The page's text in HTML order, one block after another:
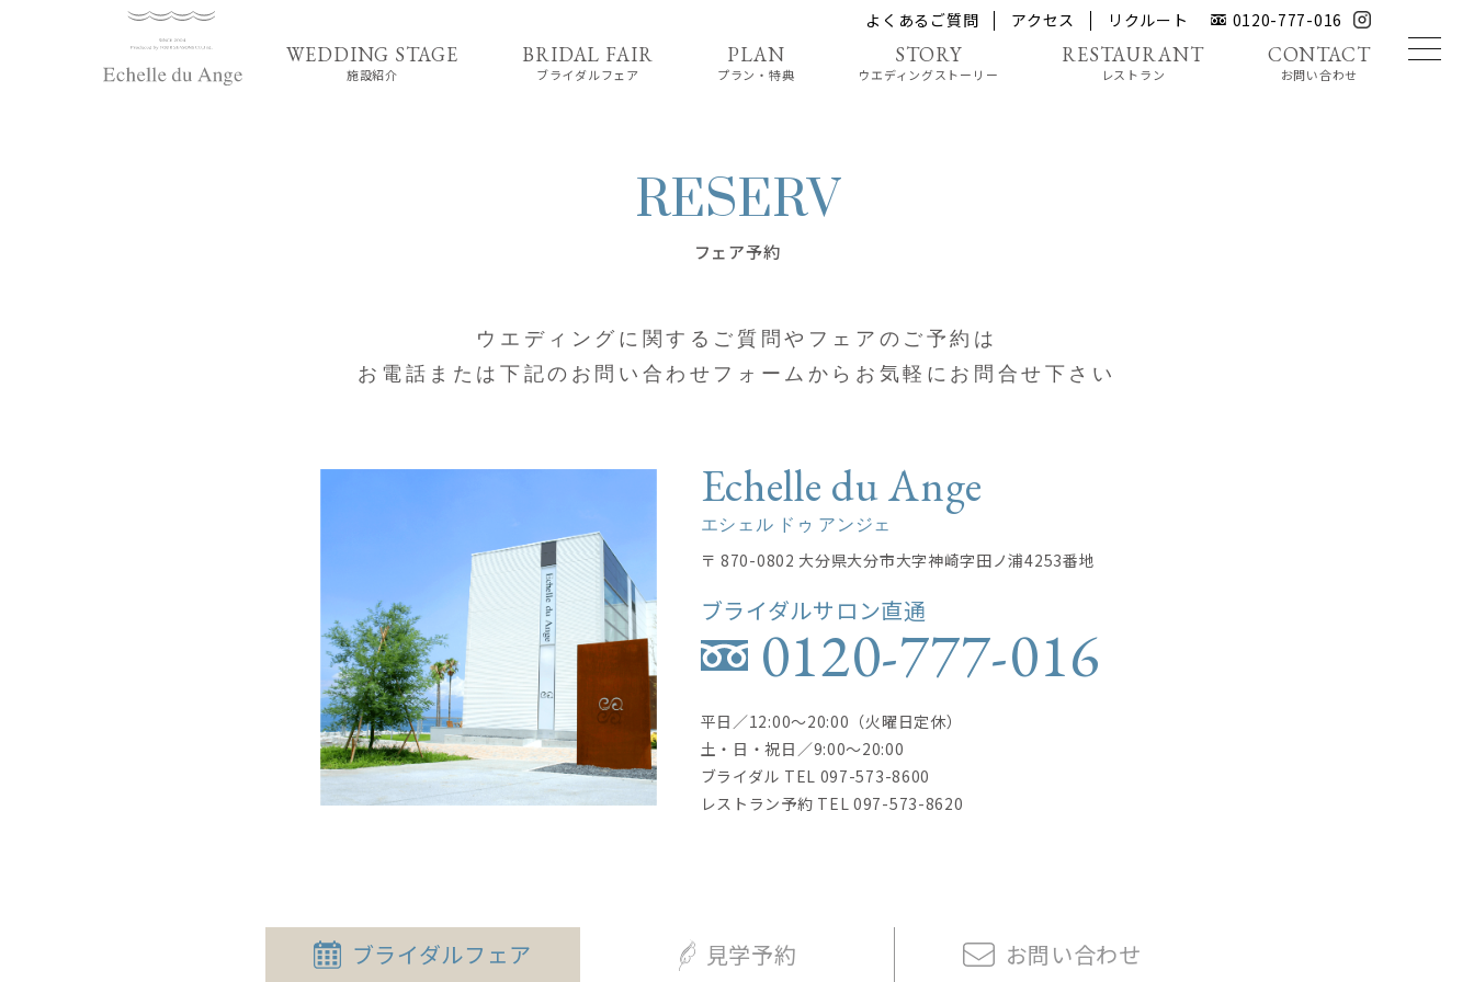
よくあるご質問 アクセス リクルート 0120-777-016
施設紹介 ブライダルフェア プラン・特典 ウエディングストーリー レストラン お問い合わせ
フェア予約
ウエディングに関する ご質問やフェアのご予約は
お電話または 下記のお問い合わせフォームから お気軽にお問合せ下さい
Echelle du Ange
エシェル ドゥ アンジェ
〒 870-0802 大分県大分市大字神崎字田ノ浦4253番地
ブライダルサロン直通
0120-777-016
平日／12:00〜20:00（火曜日定休）
土・日・祝日／9:00〜20:00
ブライダル TEL 097-573-8600
レストラン予約 TEL097-573-8620
ブライダルフェア 見学予約 お問 い合わせ